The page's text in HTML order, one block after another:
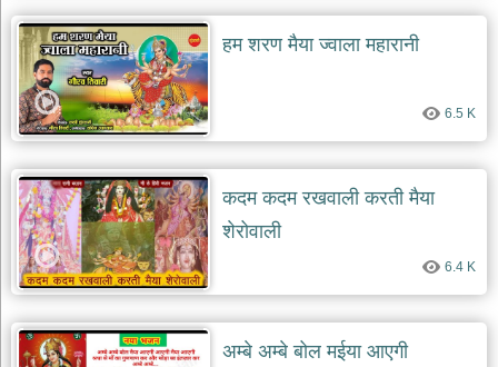
bhajans
रानी
सती
दादी
भजन
rani
dadi
bhajans
बावा
लाल
दयाल
भजन
bawa
lal
dayal
bhajans
हम शरण मैया ज्वाला महारानी
6.5 K
कदम कदम रखवाली करती मैया
शेरोवाली
6.4 K
अम्बे अम्बे बोल मईया आएगी